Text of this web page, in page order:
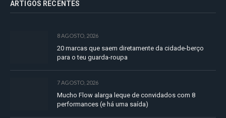
ARTIGOS RECENTES
8 AGOSTO, 2026
20 marcas que saem diretamente da cidade-berço
para o teu guarda-roupa
7 AGOSTO, 2026
Mucho Flow alarga leque de convidados com 8
performances (e há uma saída)